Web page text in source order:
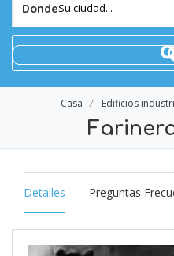
DondeSu ciudad...
Casa Edificios
Detalles Preguntas